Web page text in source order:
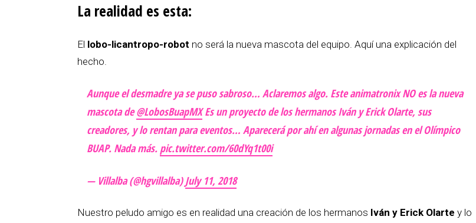
La realidad es esta:
El lobo-licantropo-robot no será la nueva mascota del equipo. Aquí una explicación del
hecho.
Aunque el desmadre ya se puso sabroso… Aclaremos algo. Este animatronix NO es la nueva
mascota de@LobosBuapMXEs un proyecto de los hermanos Iván y Erick Olarte, sus
creadores, y lo rentan para eventos… Aparecerá por ahí en algunas jornadas en el Olímpico
BUAP. Nada más. pic.twitter.com/60dYq1t00i
— Villalba (@hgvillalba)July 11, 2018
Nuestro peludo amigo es en realidad una creación de los hermanos Iván y Erick Olarte y lo